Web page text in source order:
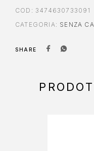
COD: 3474630733091
CATEGORIA: SENZA
SHARE